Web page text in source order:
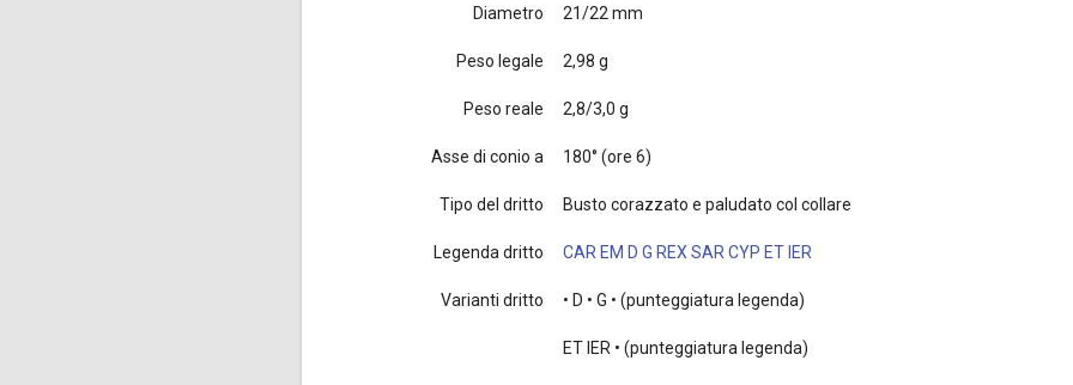
Diametro 21/22 mm
Peso legale 2,98 g
Peso reale 2,8/3,0 g
Asse di conio a 180° (ore 6)
Tipo del dritto Busto corazzato e paludato col collare
Legenda dritto CAR EM D G REX SAR CYP ET IER
Varianti dritto • D • G • (punteggiatura legenda)
ET IER • (punteggiatura legenda)